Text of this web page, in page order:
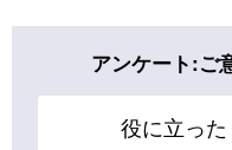
アンケート:ご
役に立った